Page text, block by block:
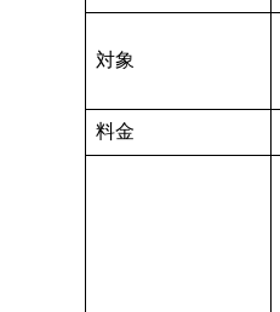
対象
料金